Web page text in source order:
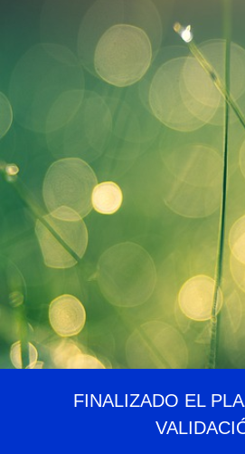
FINALIZADO EL